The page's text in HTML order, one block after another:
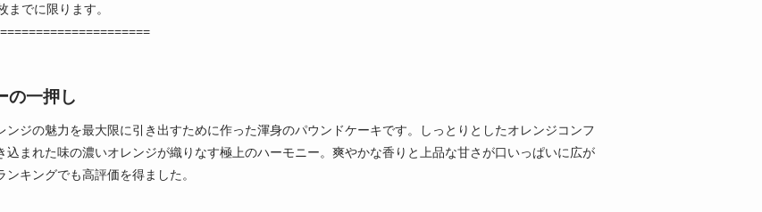
でに限ります。
の一押し
ンジの魅力を最大限に引き出すために作った渾身のパウンドケーキです。しっとりとしたオレンジコンフ
込まれた味の濃いオレンジが織りなす極上のハーモニー。爽やかな香りと上品な甘さが口いっぱいに広が
ンキングでも高評価を得ました。